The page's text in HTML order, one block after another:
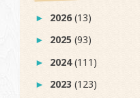
► 2026(13)
► 2025(93)
► 2024(111)
► 2023(123)